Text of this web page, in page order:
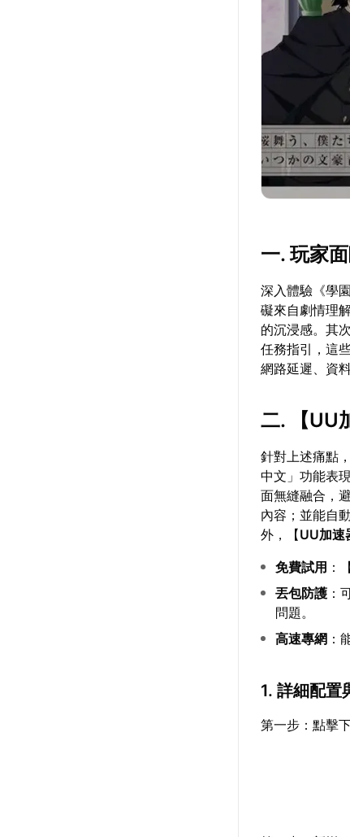
一. 玩家
深入體驗《學
礙來自劇情理
的沉浸感。其
任務指引，這
網路延遲、資
二. 【UU
針對上述痛點
中文」功能表
面無縫融合，
內容；並能自
外，【UU加速
免費試用 ：
丟包防護 ：
問題。
高速專網 ：
1. 詳細配置
第一步：點擊